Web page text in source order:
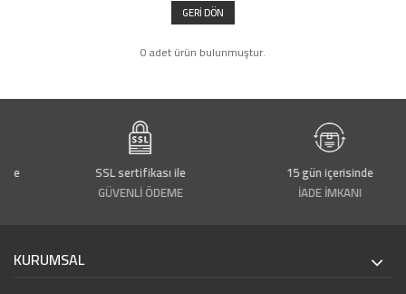
GERI DÖN
0 adet ürün bulunmuştur.
SSL sertifikası ile
GÜVENLİ ÖDEME
15 gün içerisinde
İADE İMKANI
KURUMSAL